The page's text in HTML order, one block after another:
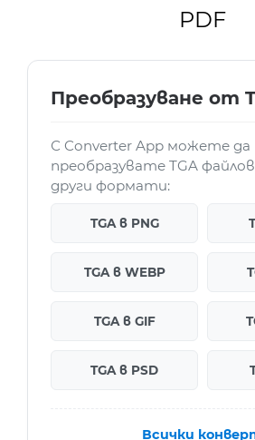
PDF
Преобразуване от
С Converter App можете да
преобразувате TGA
други формати:
TGA в PNG
TGA в WEBP
TGA в GIF
TGA в PSD
Всички